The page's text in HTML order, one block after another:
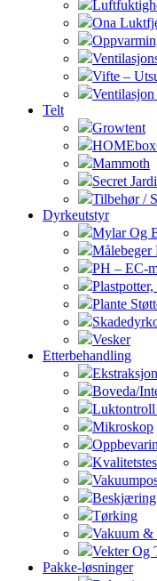
Ona
Vifte –
Telt
Growtent
Mammoth
Secret
Tilbehør /
Dyrkeutstyr
Mylar Og
Målebeger
PH – EC-
Plante
Vesker
Etterbehandling
Ekstraksjon
Boveda/
Mikroskop
Beskjæring
Tørking
Vakuum &
Vekter Og
Pakke-løsninger